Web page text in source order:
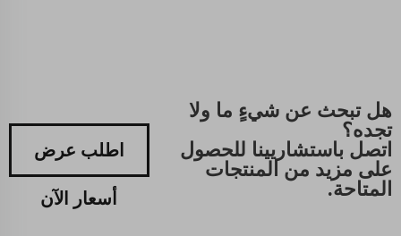
هل تبحث عن شيءٍ ما ولا
تجده؟
اتصل باستشاريينا للحصول
على مزيد من المنتجات
المتاحة.
اطلب عرض
أسعار الآن